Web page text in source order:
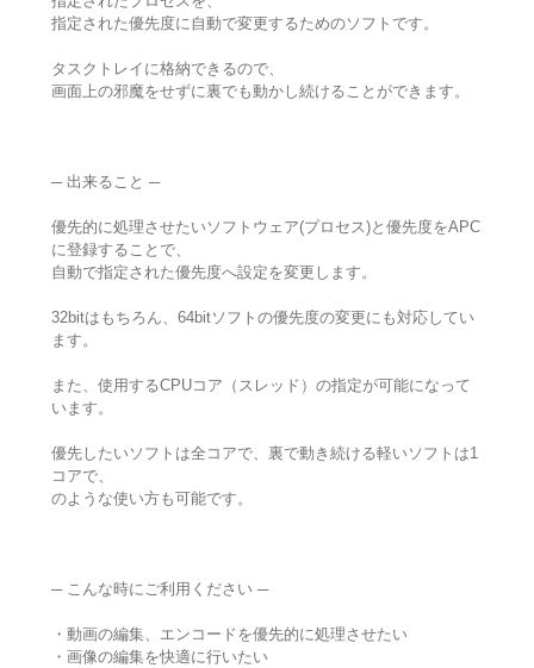
指定された優先度に自動で変更するためのソフトです。
タスクトレイに格納できるので、
画面上の邪魔をせずに裏でも動かし続けることができます。
─ 出来ること ─
優先的に処理させたいソフトウェア(プロセス)と優先度をAPC
に登録することで、
自動で指定された優先度へ設定を変更します。
32bitはもちろん、64bitソフトの優先度の変更にも対応してい
ます。
また、使用するCPUコア（スレッド）の指定が可能になって
います。
優先したいソフトは全コアで、裏で動き続ける軽いソフトは1
コアで、
のような使い方も可能です。
─ こんな時にご利用ください ─
・動画の編集、エンコードを優先的に処理させたい
・画像の編集を快適に行いたい